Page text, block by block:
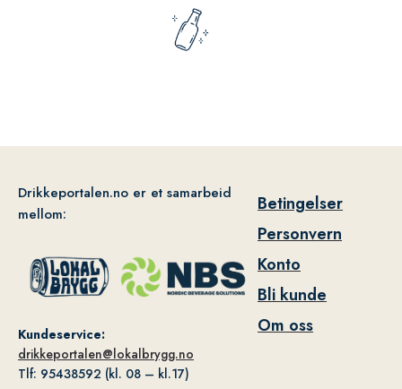
Drikkeportalen.no er et samarbeid
mellom:
Kundeservice:
drikkeportalen@lokalbrygg.no
Tlf: 95438592 (kl. 08 – kl.17)
Betingelser
Personvern
Konto
Bli kunde
Om oss